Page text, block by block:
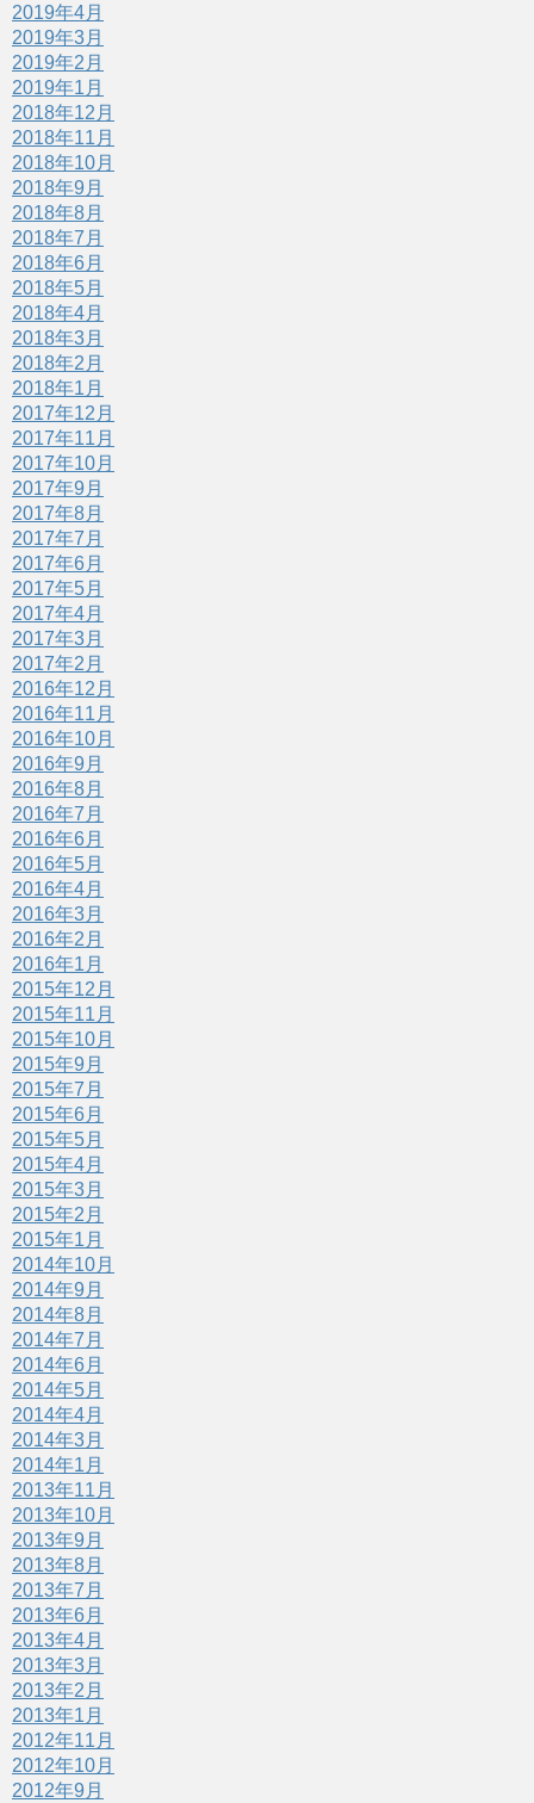
2019年4月
2019年3月
2019年2月
2019年1月
2018年12月
2018年11月
2018年10月
2018年9月
2018年8月
2018年7月
2018年6月
2018年5月
2018年4月
2018年3月
2018年2月
2018年1月
2017年12月
2017年11月
2017年10月
2017年9月
2017年8月
2017年7月
2017年6月
2017年5月
2017年4月
2017年3月
2017年2月
2016年12月
2016年11月
2016年10月
2016年9月
2016年8月
2016年7月
2016年6月
2016年5月
2016年4月
2016年3月
2016年2月
2016年1月
2015年12月
2015年11月
2015年10月
2015年9月
2015年7月
2015年6月
2015年5月
2015年4月
2015年3月
2015年2月
2015年1月
2014年10月
2014年9月
2014年8月
2014年7月
2014年6月
2014年5月
2014年4月
2014年3月
2014年1月
2013年11月
2013年10月
2013年9月
2013年8月
2013年7月
2013年6月
2013年4月
2013年3月
2013年2月
2013年1月
2012年11月
2012年10月
2012年9月